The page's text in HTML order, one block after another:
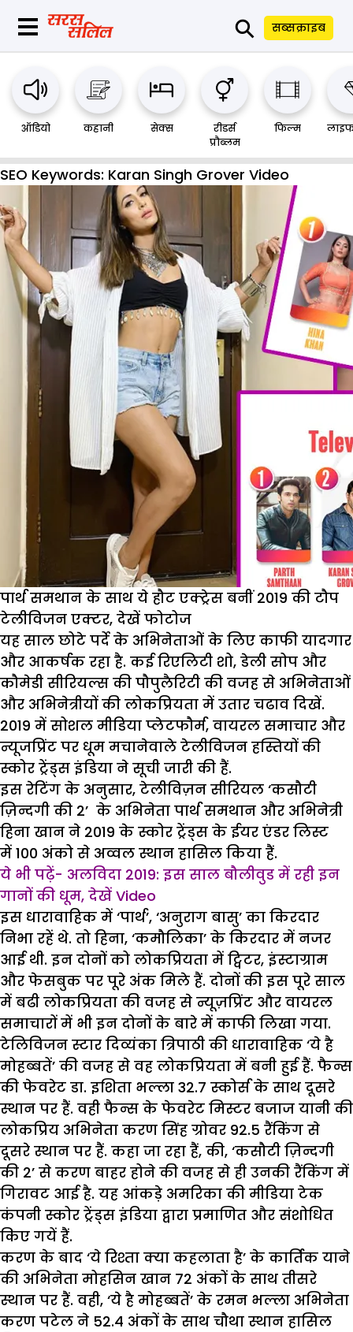
⚲ सब्सक्राइब
ऑडियो कहानी सेक्स
रीडर्स
प्रौब्लम
फिल्म
SEO Keywords: Karan Singh Grover Video
पार्थ समथान के साथ ये हौट एक्ट्रेस बनीं 2019 की टौप
टेलीविजन एक्टर, देखें फोटोज
यह साल छोटे पर्दे के अभिनेताओं के लिए काफी यादगार
और आकर्षक रहा है. कई रिएलिटी शो, डेली सोप और
कौमेडी सीरियल्स की पौपुलैरिटी की वजह से अभिनेताओं
और अभिनेत्रीयों की लोकप्रियता में उतार चढाव दिखें.
2019 में सोशल मीडिया प्लेटफौर्म, वायरल समाचार और
न्यूजप्रिंट पर धूम मचानेवाले टेलीविजन हस्तियों की
स्कोर ट्रेंड्स इंडिया ने सूची जारी की हैं.
इस रेटिंग के अनुसार, टेलीविज़न सीरियल ‘कसौटी
ज़िन्दगी की 2’ के अभिनेता पार्थ समथान और अभिनेत्री
हिना खान ने 2019 के स्कोर ट्रेंड्स के ईयर एंडर लिस्ट
में 100 अंको से अव्वल स्थान हासिल किया हैं.
ये भी पढ़ें- अलविदा 2019: इस साल बौलीवुड में रही इन
गानों की धूम, देखें Video
इस धारावाहिक में ‘पार्थ’, ‘अनुराग बासु’ का किरदार
निभा रहें थे. तो हिना, ‘कमौलिका’ के किरदार में नजर
आई थी. इन दोनों को लोकप्रियता में ट्विटर, इंस्टाग्राम
और फेसबुक पर पूरे अंक मिले हैं. दोनों की इस पूरे साल
में बढी लोकप्रियता की वजह से न्यूज़प्रिंट और वायरल
समाचारों में भी इन दोनों के बारे में काफी लिखा गया.
टेलिविजन स्टार दिव्यंका त्रिपाठी की धारावाहिक ‘ये है
मोहब्बतें’ की वजह से वह लोकप्रियता में बनी हुई हैं. फैन्स
की फेवरेट डा. इशिता भल्ला 32.7 स्कोर्स के साथ दूसरे
स्थान पर हैं. वही फैन्स के फेवरेट मिस्टर बजाज यानी की
लोकप्रिय अभिनेता करण सिंह ग्रोवर 92.5 रैंकिंग से
दूसरे स्थान पर हैं. कहा जा रहा हैं, की, ‘कसौटी ज़िन्दगी
की 2’ से करण बाहर होने की वजह से ही उनकी रैंकिंग में
गिरावट आई है. यह आंकड़े अमरिका की मीडिया टेक
कंपनी स्कोर ट्रेंड्स इंडिया द्वारा प्रमाणित और संशोधित
किए गयें हैं.
करण के बाद ‘ये रिश्ता क्या कहलाता है’ के कार्तिक याने
की अभिनेता मोहसिन खान 72 अंकों के साथ तीसरे
स्थान पर हैं. वही, ‘ये है मोहब्बतें’ के रमन भल्ला अभिनेता
करण पटेल ने 52.4 अंकों के साथ चौथा स्थान हासिल